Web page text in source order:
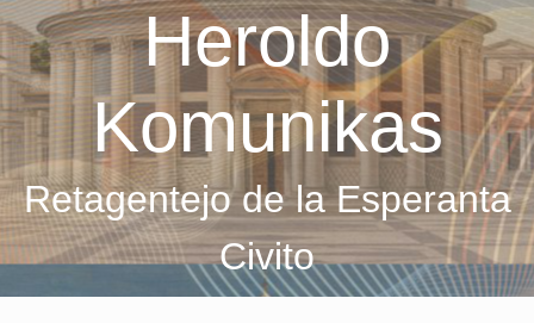
Heroldo
Komunikas
Retagentejo de la Esperanta
Civito